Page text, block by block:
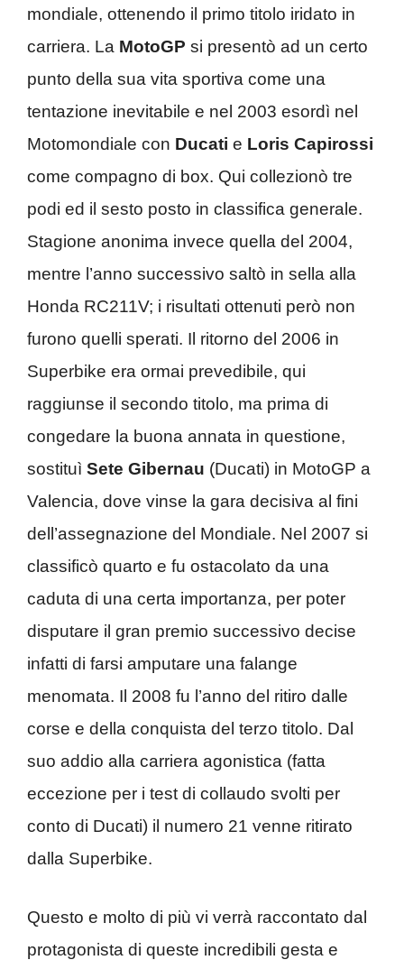
mondiale, ottenendo il primo titolo iridato in
carriera. La MotoGP si presentò ad un certo
punto della sua vita sportiva come una
tentazione inevitabile e nel 2003 esordì nel
Motomondiale con Ducati e Loris Capirossi
come compagno di box. Qui collezionò tre
podi ed il sesto posto in classifica generale.
Stagione anonima invece quella del 2004,
mentre l’anno successivo saltò in sella alla
Honda RC211V; i risultati ottenuti però non
furono quelli sperati. Il ritorno del 2006 in
Superbike era ormai prevedibile, qui
raggiunse il secondo titolo, ma prima di
congedare la buona annata in questione,
sostituì Sete Gibernau (Ducati) in MotoGP a
Valencia, dove vinse la gara decisiva al fini
dell’assegnazione del Mondiale. Nel 2007 si
classificò quarto e fu ostacolato da una
caduta di una certa importanza, per poter
disputare il gran premio successivo decise
infatti di farsi amputare una falange
menomata. Il 2008 fu l’anno del ritiro dalle
corse e della conquista del terzo titolo. Dal
suo addio alla carriera agonistica (fatta
eccezione per i test di collaudo svolti per
conto di Ducati) il numero 21 venne ritirato
dalla Superbike.
Questo e molto di più vi verrà raccontato dal
protagonista di queste incredibili gesta e